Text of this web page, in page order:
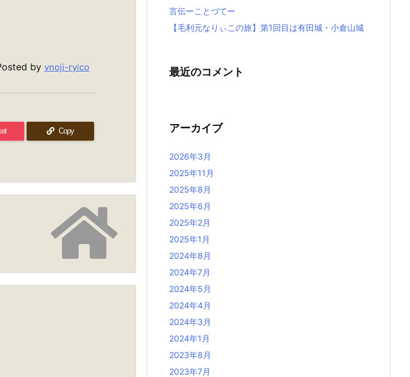
by vnoji-ryico
Copy
言伝ーことづてー
【毛利元なりぃこの旅】第1回目は有田城・小倉山城
最近のコメント
アーカイブ
2026年3月
2025年11月
2025年8月
2025年6月
2025年2月
2025年1月
2024年8月
2024年7月
2024年5月
2024年4月
2024年3月
2024年1月
2023年8月
2023年7月